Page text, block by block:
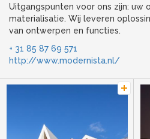
Uitgangspunten voor ons zijn: uw
materialisatie. Wij leveren
van ontwerpen en functies.
+ 31 85 87 69 571
http://www.modernista.nl/